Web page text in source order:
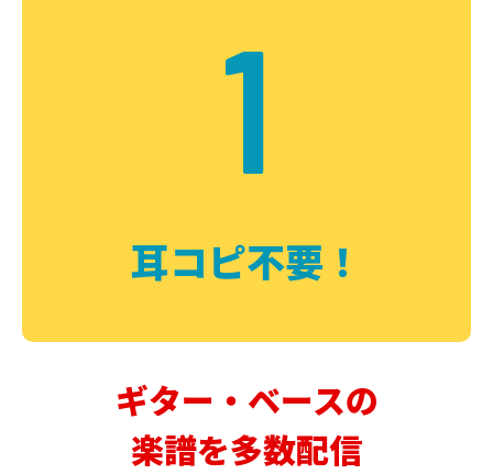
1
耳コピ不要！
ギター・ベースの
楽譜を多数配信